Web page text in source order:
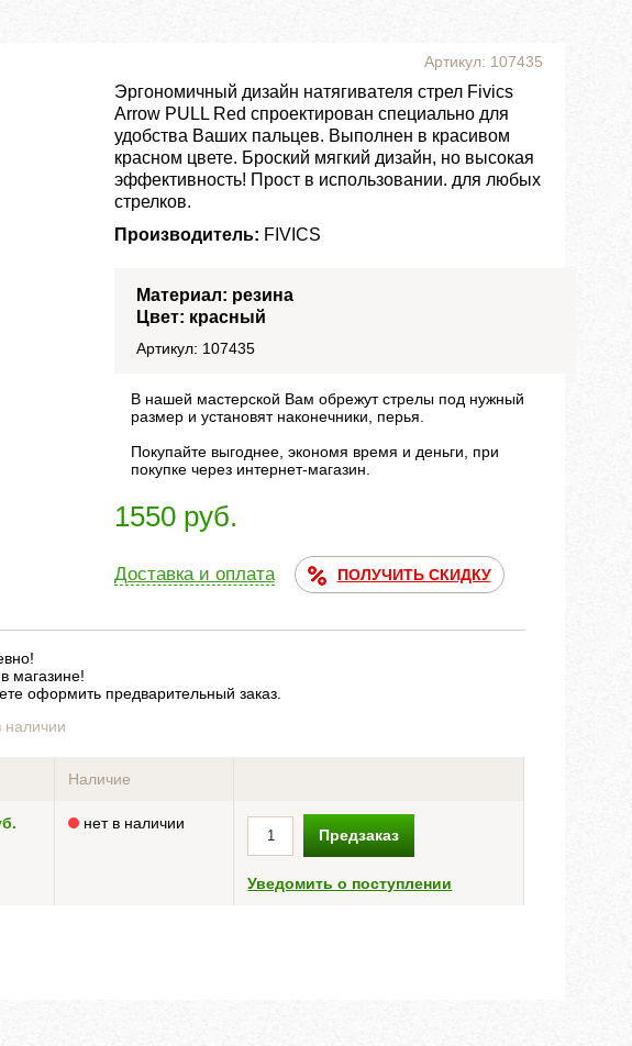
Артикул: 107435
Эргономичный дизайн натягивателя стрел Fivics
Arrow PULL Red спроектирован специально для
удобства Ваших пальцев. Выполнен в красивом
красном цвете. Броский мягкий дизайн, но высокая
эффективность! Прост в использовании. для любых
стрелков.
Производитель: FIVICS
Материал: резина
Цвет: красный
Артикул: 107435
В нашей мастерской Вам обрежут стрелы под нужный
размер и установят наконечники, перья.
Покупайте выгоднее, экономя время и деньги, при
покупке через интернет-магазин.
1550 руб.
Доставка и оплата ПОЛУЧИТЬ СКИДКУ
магазине!
оформить предварительный заказ.
наличии
Наличие
нет в наличии
Предзаказ
Уведомить о поступлении